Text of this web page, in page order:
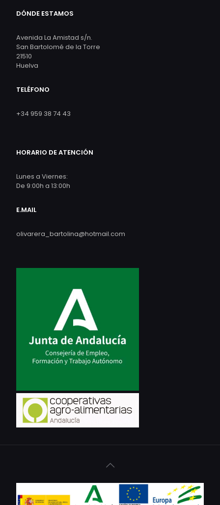
DÓNDE ESTAMOS
Avenida La Amistad s/n.
San Bartolomé de la Torre
21510
Huelva
TELÉFONO
+34 959 38 74 43
HORARIO DE ATENCIÓN
Lunes a Viernes:
De 9:00h a 13:00h
E.MAIL
olivarera_bartolina@hotmail.com